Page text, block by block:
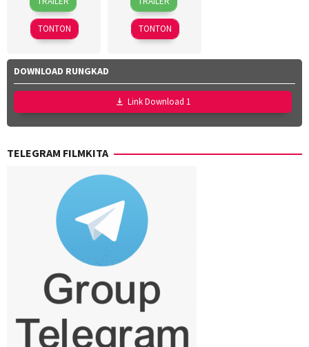
Jan
2024
de
Rantau
TONTON
Jan
2026
Japra
Benni
Setiawan
Saptadji
TONTON
DOWNLOAD RUNGKAD
Link Download 1
TELEGRAM FILMKITA